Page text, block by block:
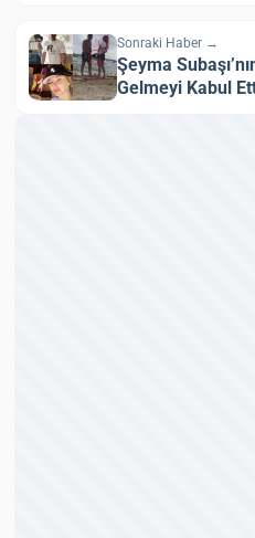
Sonraki Haber →
Şeyma
Gelmeyi Kabul